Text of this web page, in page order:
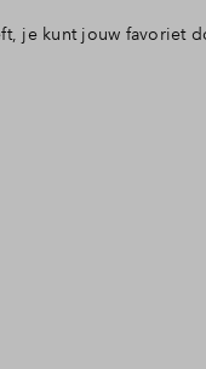
je kunt jouw favoriet